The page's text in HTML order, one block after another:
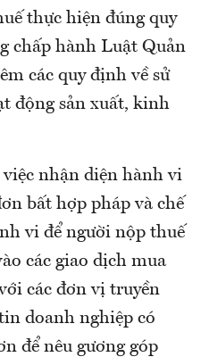
thực hiện đúng quy
chấp hành Luật Quản
các quy định về sử
động sản xuất, kinh
nhận diện hành vi
bất hợp pháp và chế
vi để người nộp thuế
các giao dịch mua
các đơn vị truyền
doanh nghiệp có
để nêu gương góp